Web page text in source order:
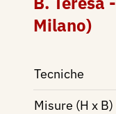
Milano)
Tecniche
Misure (H x B)